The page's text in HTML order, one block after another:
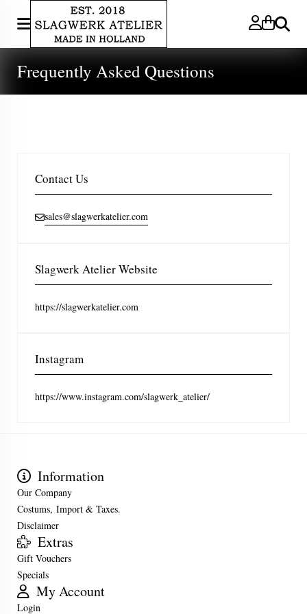
Search
Frequently Asked Questions
Contact Us
sales@slagwerkatelier.com
Slagwerk Atelier Website
https://slagwerkatelier.com
Instagram
https://www.instagram.com/slagwerk_atelier/
Information
Our Company
Costums, Import & Taxes.
Disclaimer
Extras
Gift Vouchers
Specials
My Account
Login